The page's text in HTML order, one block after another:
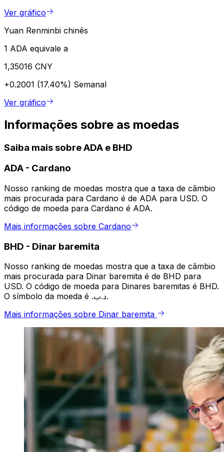
Ver gráfico
Yuan Renminbi chinês
1 ADA equivale a
1,35016 CNY
+0.2001 (17.40%) Semanal
Ver gráfico
Informações sobre as moedas
Saiba mais sobre ADA e BHD
ADA - Cardano
Nosso ranking de moedas mostra que a taxa de câmbio
mais procurada para Cardano é de ADA para USD. O
código de moeda para Cardano é ADA.
Mais informações sobre Cardano
BHD - Dinar baremita
Nosso ranking de moedas mostra que a taxa de câmbio
mais procurada para Dinar baremita é de BHD para
USD. O código de moeda para Dinares baremitas é BHD.
O símbolo da moeda é .د.ب.
Mais informações sobre Dinar baremita